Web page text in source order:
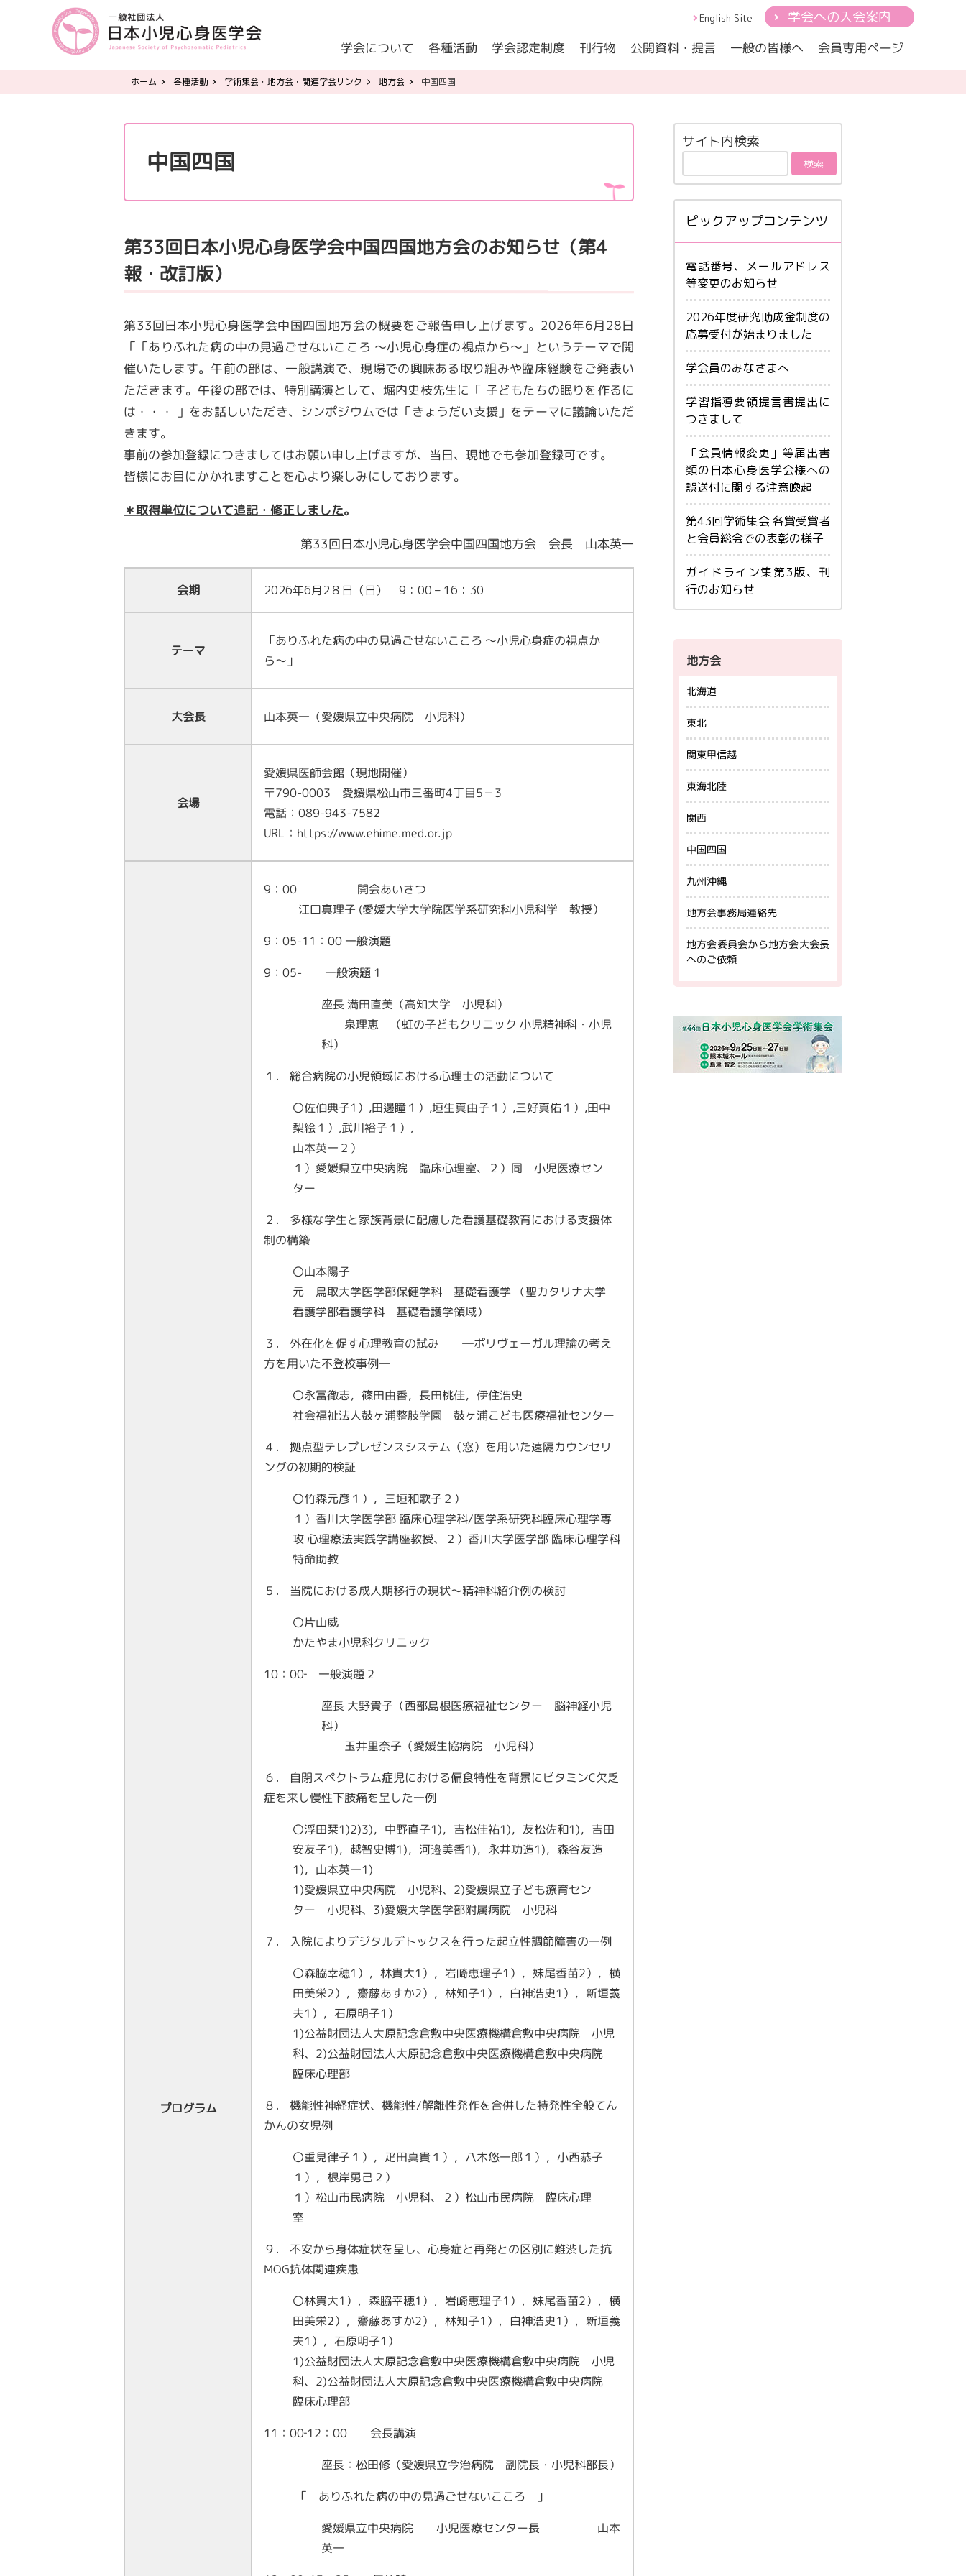
English Site 学会への入会案内
学会について
学会の歴史
各種活動 学会認定制度 刊行物 公開資料・提言 一般の皆様へ 会員専用ページ
ホーム 各種活動 学術集会・地方会・関連学会リンク 地方会 中国四国
中国四国
第33回日本小児心身医学会中国四国地方会のお知らせ（第4
報・改訂版）
第33回日本小児心身医学会中国四国地方会の概要をご報告申し上げます。2026年6月28日
「「ありふれた病の中の見過ごせないこころ 〜小児心身症の視点から〜」というテーマで開
催いたします。午前の部は、一般講演で、現場での興味ある取り組みや臨床経験をご発表い
ただきます。午後の部では、特別講演として、堀内史枝先生に「 子どもたちの眠りを作るに
は・・・ 」をお話しいただき、シンポジウムでは「きょうだい支援」をテーマに議論いただ
きます。
事前の参加登録につきましてはお願い申し上げますが、当日、現地でも参加登録可です。
皆様にお目にかかれますことを心より楽しみにしております。
＊取得単位について追記・修正しました。
第33回日本小児心身医学会中国四国地方会 会長 山本英一
会期 2026年6月2８日（日） 9：00 – 16：30
テーマ
「ありふれた病の中の見過ごせないこころ 〜小児心身症の視点か
ら〜」
大会長 山本英一（愛媛県立中央病院 小児科）
会場
愛媛県医師会館（現地開催）
〒790-0003 愛媛県松山市三番町4丁目5－3
電話：089-943-7582
URL：https://www.ehime.med.or.jp
プログラム
9：00 開会あいさつ
江口真理子 (愛媛大学大学院医学系研究科小児科学 教授）
9：05-11：00 一般演題
9：05- 一般演題 1
座長 満田直美（高知大学 小児科）
泉理恵 （虹の子どもクリニック 小児精神科・小児
科）
１． 総合病院の小児領域における心理士の活動について
〇佐伯典子1）,田邊瞳１）,垣生真由子１）,三好真佑１）,田中
梨絵１）,武川裕子１）,
山本英一２）
１）愛媛県立中央病院 臨床心理室、２）同 小児医療セン
ター
２． 多様な学生と家族背景に配慮した看護基礎教育における支援体
制の構築
〇山本陽子
元 鳥取大学医学部保健学科 基礎看護学 （聖カタリナ大学
看護学部看護学科 基礎看護学領域）
３． 外在化を促す心理教育の試み ―ポリヴェーガル理論の考え
方を用いた不登校事例―
〇永冨徹志，篠田由香，長田桃佳，伊住浩史
社会福祉法人鼓ヶ浦整肢学園 鼓ヶ浦こども医療福祉センター
４． 拠点型テレプレゼンスシステム（窓）を用いた遠隔カウンセリ
ングの初期的検証
〇竹森元彦１），三垣和歌子２）
１）香川大学医学部 臨床心理学科/医学系研究科臨床心理学専
攻 心理療法実践学講座教授、２）香川大学医学部 臨床心理学科
特命助教
５． 当院における成人期移行の現状～精神科紹介例の検討
〇片山威
かたやま小児科クリニック
10：00‐ 一般演題 2
座長 大野貴子（西部島根医療福祉センター 脳神経小児
科）
玉井里奈子（愛媛生協病院 小児科）
６． 自閉スペクトラム症児における偏食特性を背景にビタミンC欠乏
症を来し慢性下肢痛を呈した一例
〇浮田栞1)2)3)，中野直子1)，吉松佳祐1)，友松佐和1)，吉田
安友子1)，越智史博1)，河邉美香1)，永井功造1)，森谷友造
1)，山本英一1)
1)愛媛県立中央病院 小児科、2)愛媛県立子ども療育セン
ター 小児科、3)愛媛大学医学部附属病院 小児科
７． 入院によりデジタルデトックスを行った起立性調節障害の一例
〇森脇幸穂1），林貴大1），岩崎恵理子1），妹尾香苗2），横
田美栄2），齋藤あすか2），林知子1），白神浩史1），新垣義
夫1），石原明子1）
1)公益財団法人大原記念倉敷中央医療機構倉敷中央病院 小児
科、2)公益財団法人大原記念倉敷中央医療機構倉敷中央病院
臨床心理部
８． 機能性神経症状、機能性/解離性発作を合併した特発性全般てん
かんの女児例
〇重見律子１），疋田真貴１），八木悠一郎１），小西恭子
１），根岸勇己２）
１）松山市民病院 小児科、２）松山市民病院 臨床心理
室
９． 不安から身体症状を呈し、心身症と再発との区別に難渋した抗
MOG抗体関連疾患
〇林貴大1），森脇幸穂1），岩崎恵理子1），妹尾香苗2），横
田美栄2），齋藤あすか2），林知子1），白神浩史1），新垣義
夫1），石原明子1）
1)公益財団法人大原記念倉敷中央医療機構倉敷中央病院 小児
科、2)公益財団法人大原記念倉敷中央医療機構倉敷中央病院
臨床心理部
11：00‐12：00 会長講演
座長：松田修（愛媛県立今治病院 副院長・小児科部長）
「 ありふれた病の中の見過ごせないこころ 」
愛媛県立中央病院 小児医療センター長 山本
英一
サイト内検索
ピックアップコンテンツ
電話番号、メールアドレス
等変更のお知らせ
2026年度研究助成金制度の
応募受付が始まりました
学会員のみなさまへ
学習指導要領提言書提出に
つきまして
「会員情報変更」等届出書
類の日本心身医学会様への
誤送付に関する注意喚起
第43回学術集会 各賞受賞者
と会員総会での表彰の様子
ガイドライン集第3版、刊
行のお知らせ
地方会
北海道
東北
関東甲信越
東海北陸
関西
中国四国
九州沖縄
地方会事務局連絡先
地方会委員会から地方会大会長
へのご依頼